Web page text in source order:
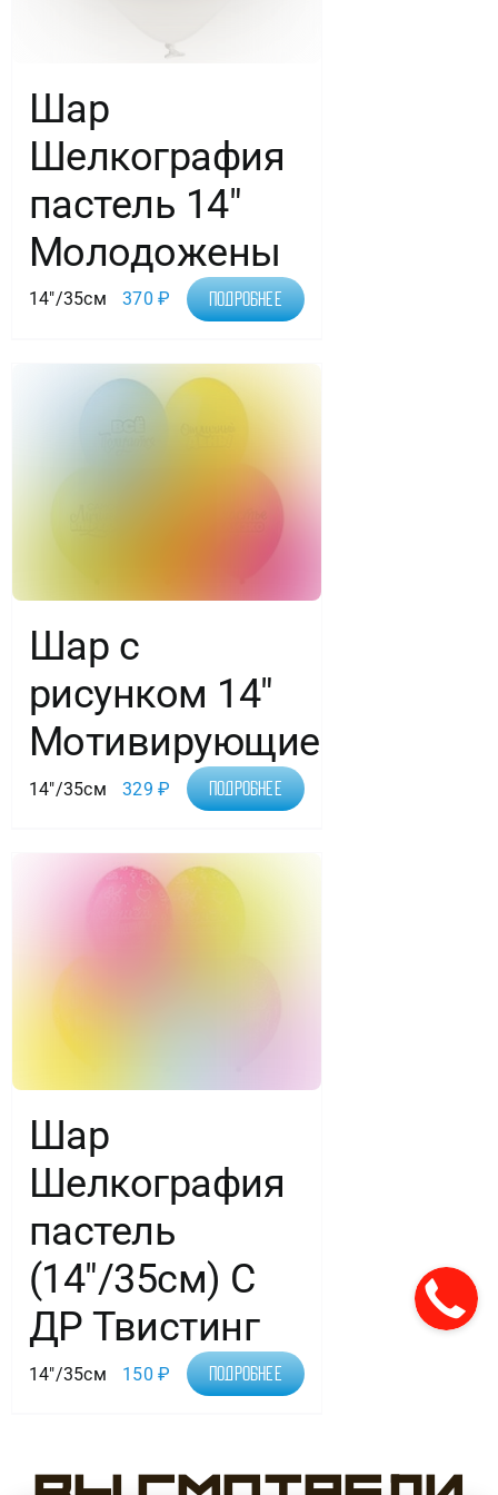
Шар
Шелкография
пастель 14″
Молодожены
14"/35см 370₽ Подробнее
Шар с
рисунком 14″
Мотивирующие
14"/35см 329₽ Подробнее
Шар
Шелкография
пастель
(14″/35см) С
ДР Твистинг
14"/35см 150₽ Подробнее